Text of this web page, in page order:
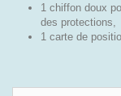
1 chiffon doux
des protections,
1 carte de